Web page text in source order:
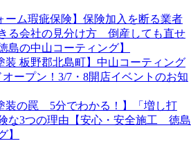
ーム瑕疵保険】保険加入を断る業者
る会社の見分け方 倒産しても直せ
島の中山コーティング】
装 板野郡北島町】中山コーティング
ープン！3/7・8開店イベントのお知
装の罠 5分でわかる！】「増し打
な3つの理由【安心・安全施工 徳島
】